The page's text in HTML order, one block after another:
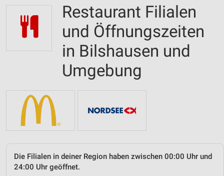
Restaurant Filialen
und Öffnungszeiten
in Bilshausen und
Umgebung
Die Filialen in deiner Region haben zwischen 00:00 Uhr und
24:00 Uhr geöffnet.